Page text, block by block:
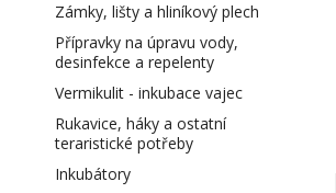
Zámky, lišty a hliníkový plech
Přípravky na úpravu vody,
desinfekce a repelenty
Vermikulit - inkubace vajec
Rukavice, háky a ostatní
teraristické potřeby
Inkubátory